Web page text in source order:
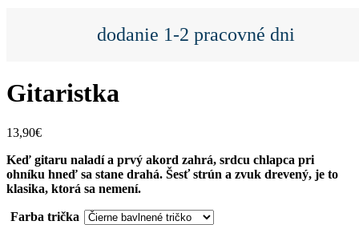
dodanie 1-2 pracovné dni
Gitaristka
13,90€
Keď gitaru naladí a prvý akord zahrá, srdcu chlapca pri
ohníku hneď sa stane drahá. Šesť strún a zvuk drevený, je to
klasika, ktorá sa nemení.
Farba trička